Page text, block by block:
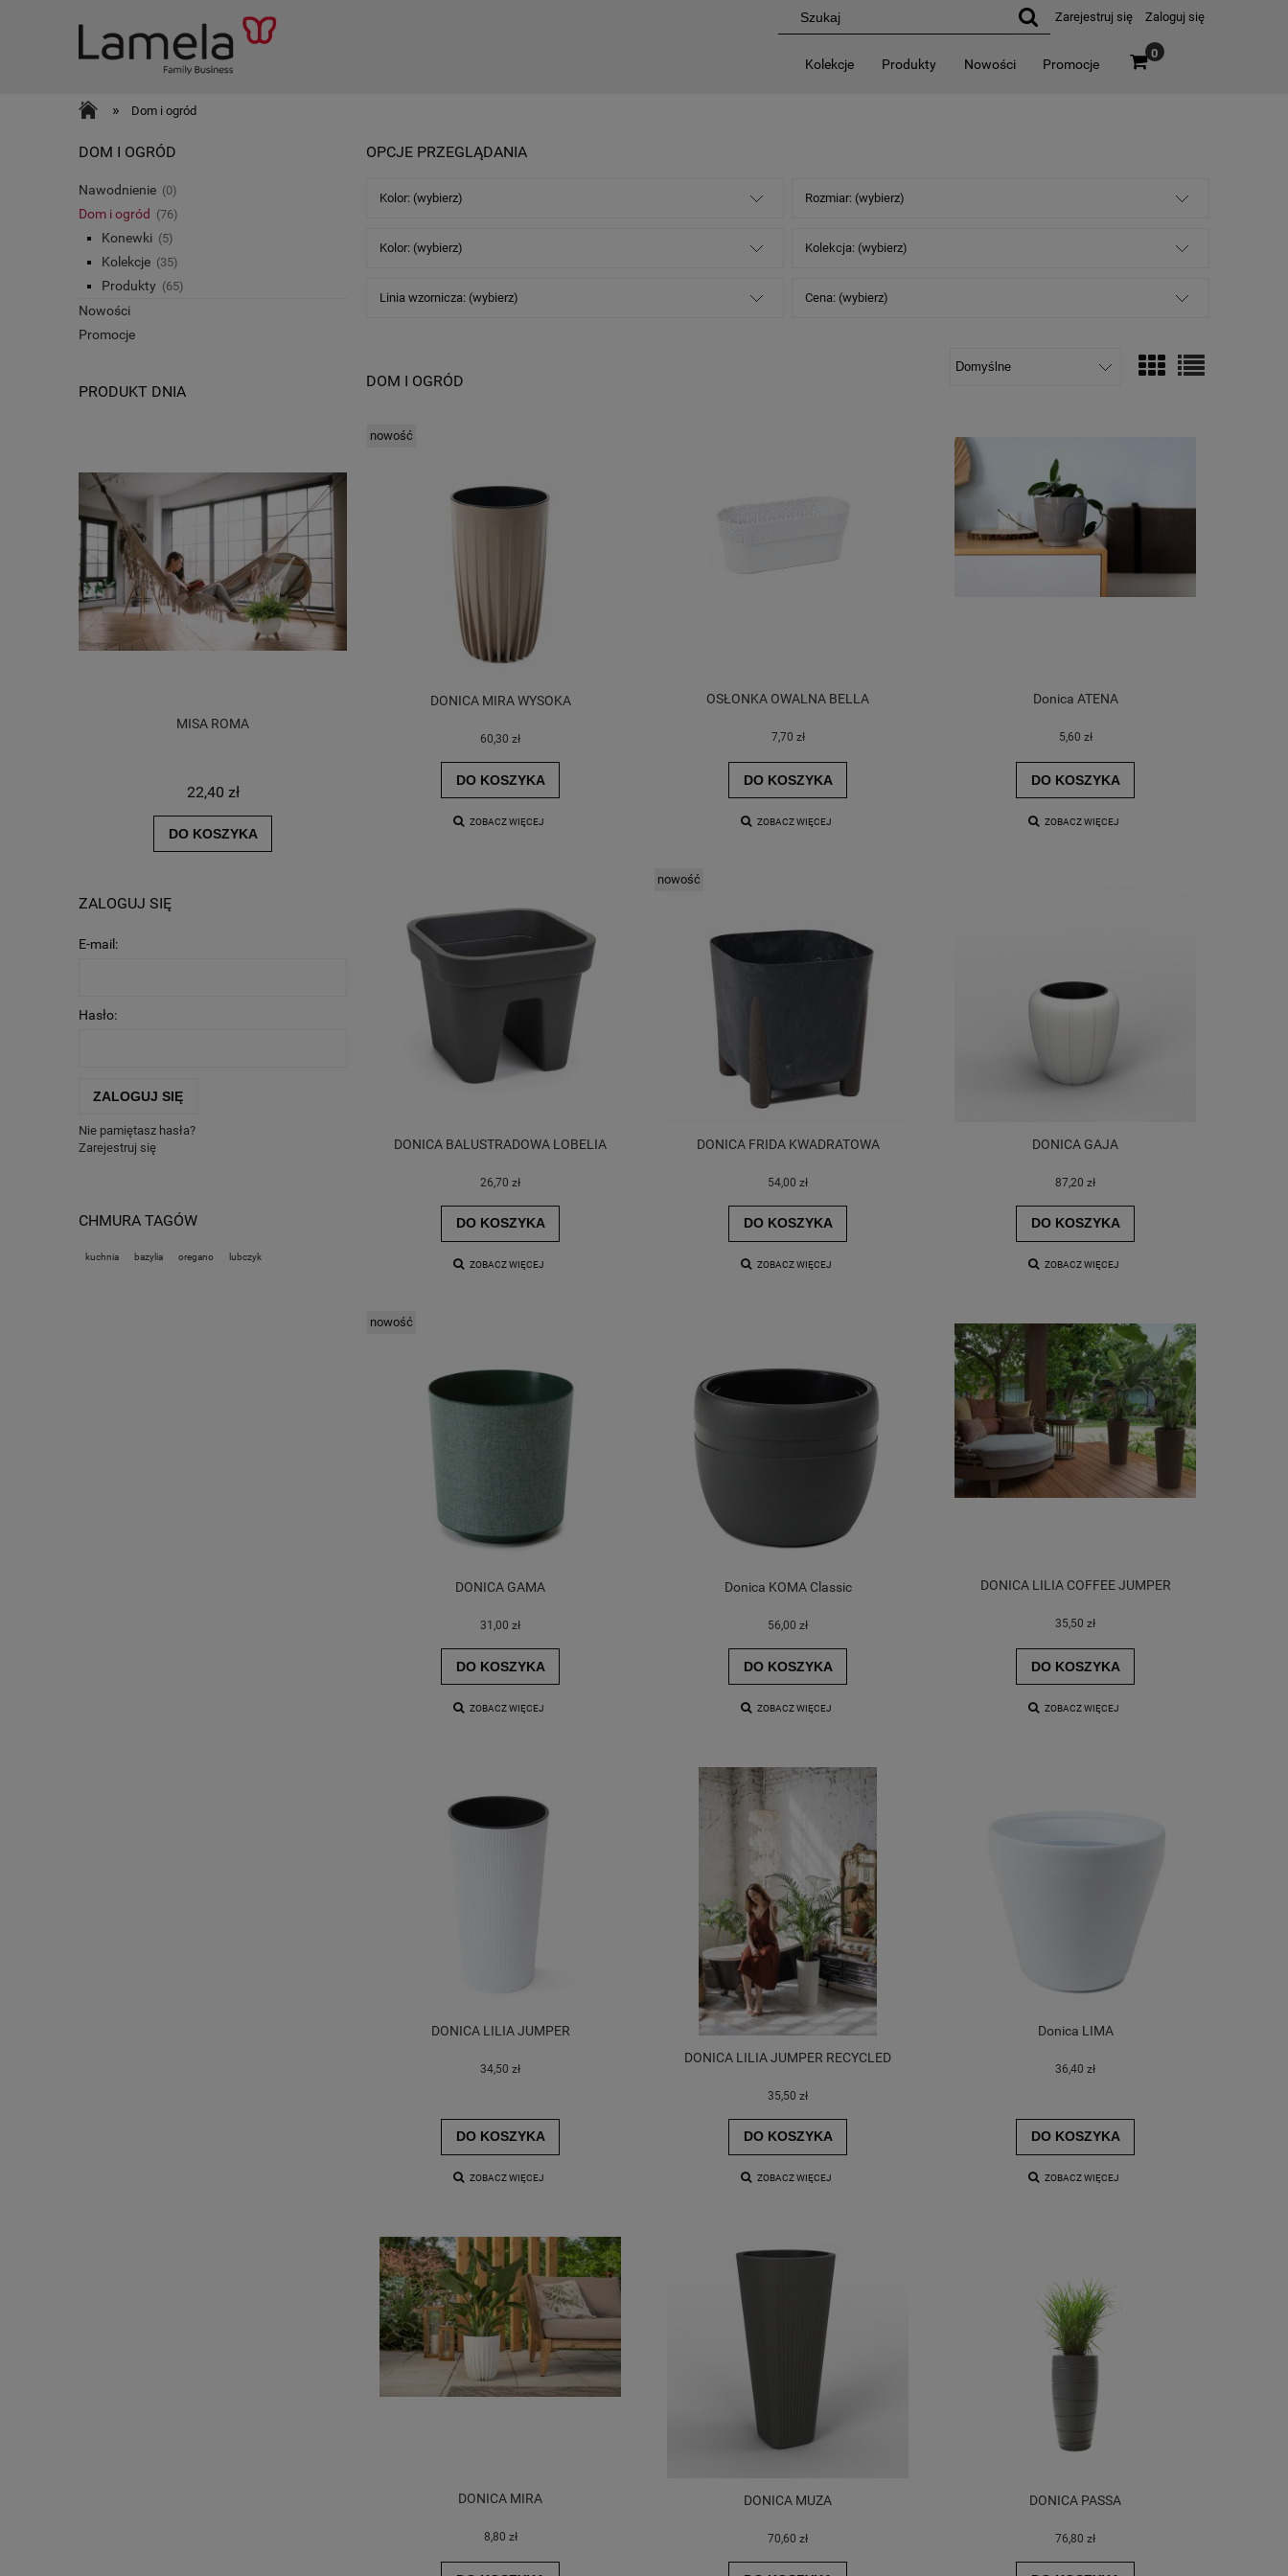
Zarejestruj się Zaloguj się
Kolekcje Produkty Nowości Promocje
0
» Dom i ogród
DOM I OGRÓD
Nawodnienie (0)
Dom i ogród (76)
Konewki (5)
Kolekcje (35)
Produkty (65)
Nowości
Promocje
PRODUKT DNIA
MISA ROMA
22,40 zł
DO KOSZYKA
ZALOGUJ SIĘ
E-mail:
Hasło:
ZALOGUJ SIĘ
Nie pamiętasz hasła?
Zarejestruj się
CHMURA TAGÓW
kuchnia bazylia oregano lubczyk
OPCJE PRZEGLĄDANIA
Kolor: (wybierz) Rozmiar: (wybierz)
Kolor: (wybierz) Kolekcja: (wybierz)
Linia wzornicza: (wybierz) Cena: (wybierz)
DOM I OGRÓD
DONICA MIRA WYSOKA
60,30 zł
DO KOSZYKA
ZOBACZ WIĘCEJ
nowość
OSŁONKA OWALNA BELLA
7,70 zł
DO KOSZYKA
ZOBACZ WIĘCEJ
Donica ATENA
5,60 zł
DO KOSZYKA
ZOBACZ WIĘCEJ
DONICA BALUSTRADOWA LOBELIA
26,70 zł
DO KOSZYKA
ZOBACZ WIĘCEJ
DONICA FRIDA KWADRATOWA
54,00 zł
DO KOSZYKA
ZOBACZ WIĘCEJ
nowość
DONICA GAJA
87,20 zł
DO KOSZYKA
ZOBACZ WIĘCEJ
DONICA GAMA
31,00 zł
DO KOSZYKA
ZOBACZ WIĘCEJ
nowość
Donica KOMA Classic
56,00 zł
DO KOSZYKA
ZOBACZ WIĘCEJ
DONICA LILIA COFFEE JUMPER
35,50 zł
DO KOSZYKA
ZOBACZ WIĘCEJ
DONICA LILIA JUMPER
34,50 zł
DO KOSZYKA
ZOBACZ WIĘCEJ
DONICA LILIA JUMPER RECYCLED
35,50 zł
DO KOSZYKA
ZOBACZ WIĘCEJ
Donica LIMA
36,40 zł
DO KOSZYKA
ZOBACZ WIĘCEJ
DONICA MIRA
8,80 zł
DONICA MUZA
70,60 zł
DONICA PASSA
76,80 zł